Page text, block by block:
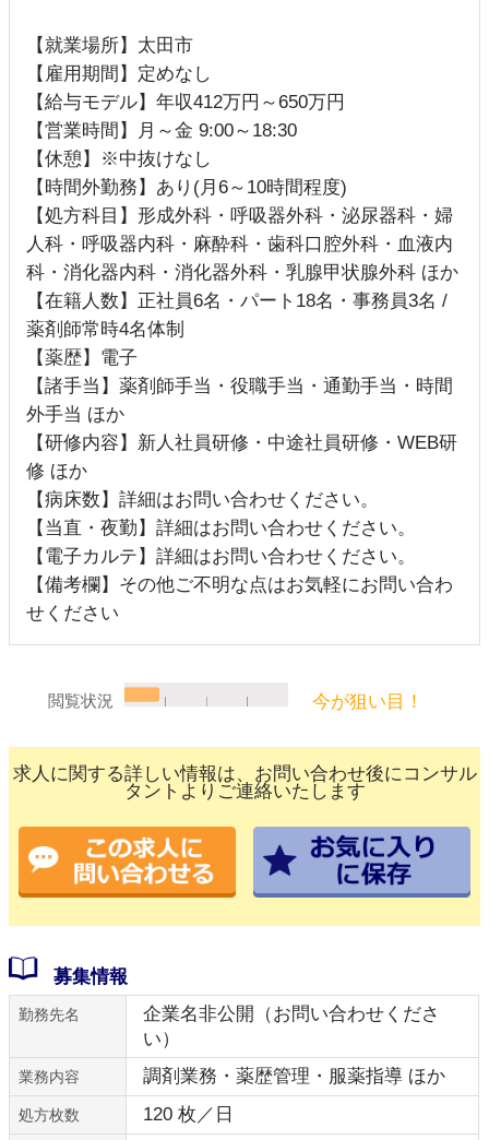
【就業場所】太田市
【雇用期間】定めなし
【給与モデル】年収412万円～650万円
【営業時間】月～金 9:00～18:30
【休憩】※中抜けなし
【時間外勤務】あり(月6～10時間程度)
【処方科目】形成外科・呼吸器外科・泌尿器科・婦
人科・呼吸器内科・麻酔科・歯科口腔外科・血液内
科・消化器内科・消化器外科・乳腺甲状腺外科 ほか
【在籍人数】正社員6名・パート18名・事務員3名 /
薬剤師常時4名体制
【薬歴】電子
【諸手当】薬剤師手当・役職手当・通勤手当・時間
外手当 ほか
【研修内容】新人社員研修・中途社員研修・WEB研
修 ほか
【病床数】詳細はお問い合わせください。
【当直・夜勤】詳細はお問い合わせください。
【電子カルテ】詳細はお問い合わせください。
【備考欄】その他ご不明な点はお気軽にお問い合わ
せください
閲覧状況 今が狙い目！
求人に関する詳しい情報は、お問い合わせ後にコンサル
タントよりご連絡いたします
募集情報
勤務先名
企業名非公開（お問い合わせくださ
い）
業務内容 調剤業務・薬歴管理・服薬指導 ほか
処方枚数 120 枚／日